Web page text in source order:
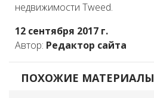
недвижимости Tweed.
12 сентября 2017 г.
Автор: Редактор сайта
ПОХОЖИЕ МАТЕРИАЛЫ